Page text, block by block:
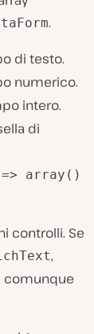
.
di testo.
numerico.
intero.
di
array()
controlli. Se
,
comunque